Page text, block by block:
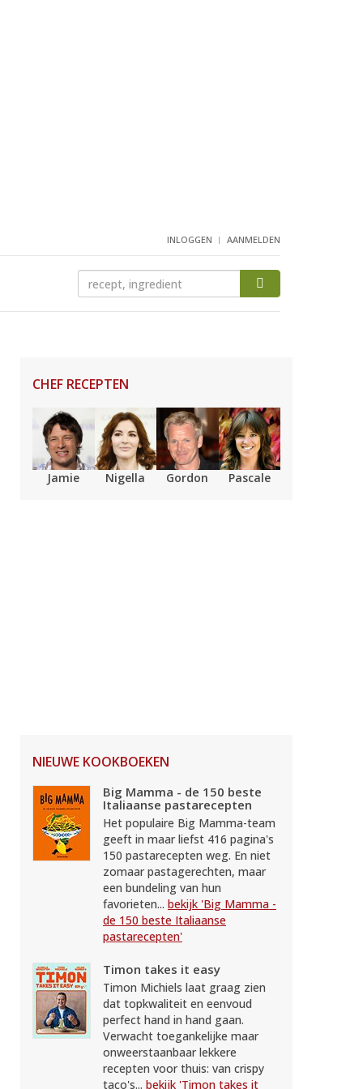
INLOGGEN AANMELDEN
CHEF RECEPTEN
Jamie Nigella Gordon Pascale
NIEUWE KOOKBOEKEN
Big Mamma - de 150 beste
Italiaanse pastarecepten
Het populaire Big Mamma-team
geeft in maar liefst 416 pagina's
150 pastarecepten weg. En niet
zomaar pastagerechten, maar
een bundeling van hun
favorieten... bekijk 'Big Mamma -
de 150 beste Italiaanse
pastarecepten'
Timon takes it easy
Timon Michiels laat graag zien
dat topkwaliteit en eenvoud
perfect hand in hand gaan.
Verwacht toegankelijke maar
onweerstaanbaar lekkere
recepten voor thuis: van crispy
taco's... bekijk 'Timon takes it